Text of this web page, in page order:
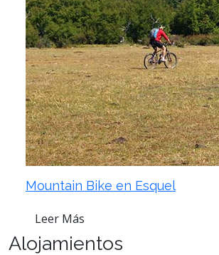
Mountain Bike en Esquel
Leer Más
Alojamientos